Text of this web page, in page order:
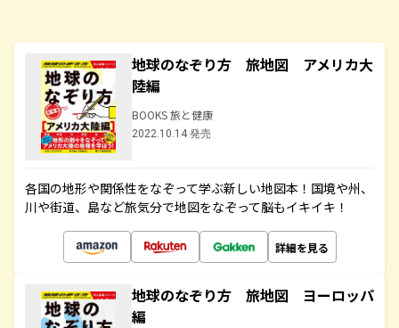
地球のなぞり方 旅地図 アメリカ大
陸編
BOOKS 旅と健康
2022.10.14 発売
各国の地形や関係性をなぞって学ぶ新しい地図本！国境や州、
川や街道、島など旅気分で地図をなぞって脳もイキイキ！
詳細を見る
地球のなぞり方 旅地図 ヨーロッパ
編